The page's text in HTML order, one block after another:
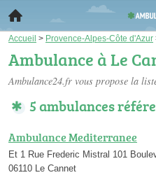
Accueil > Provence-Alpes-Côte d'Azur
Ambulance à Le
Ambulance24.fr vous propose la
5 ambulances
Ambulance Mediterranee
Et 1 Rue Frederic Mistral 101
06110 Le Cannet